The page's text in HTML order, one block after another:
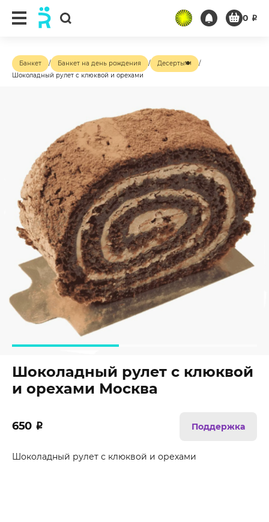
0 ₽
Банкет / Банкет на день рождения / Десерты🍽
/
Шоколадный рулет с клюквой и орехами
Шоколадный рулет с клюквой
и орехами Москва
650 ₽ Поддержка
Шоколадный рулет с клюквой и орехами